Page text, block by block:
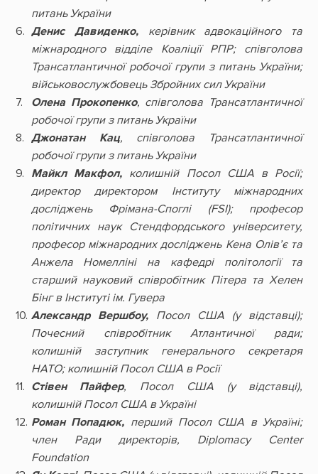
питань України
Денис Давиденко,керівник адвокаційного та
міжнародного відділe Коаліції РПР; співголова
Трансатлантичної робочої групи з питань України;
військовослужбовець Збройних сил України
Олена Прокопенко, співголова Трансатлантичної
робочої групи з питань України
Джонатан Кац, співголова Трансатлантичної
робочої групи з питань України
Майкл Макфол,колишній Посол США в Росії;
директор директором Інституту міжнародних
досліджень Фрімана-Споглі (FSI); професор
політичних наук Стендфордського університету,
професор міжнародних досліджень Кена Олів’є та
Анжела Номелліні на кафедрі політології та
старший науковий співробітник Пітера та Хелен
Бінг в Інституті ім. Гувера
Александр Вершбоу,Посол США (у відставці);
Почесний співробітник Атлантичної ради;
колишній заступник генерального секретаря
НАТО; колишній Посол США в Росії
Стівен Пайфер, Посол США (у відставці),
колишній Посол США в Україні
Роман Попадюк, перший Посол США в Україні;
член Ради директорів, Diplomacy Center
Foundation